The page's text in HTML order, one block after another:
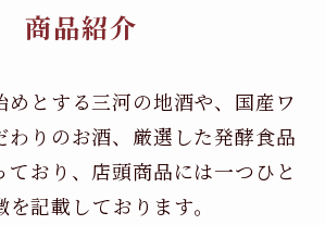
商品紹介
めとする三河の地酒や、国産ワ
りのお酒、 厳選した発酵食品
ており、店頭商品には一つひと
を記載しております。